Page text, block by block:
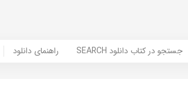
راهنمای دانلود SEARCH جستجو در کتاب دانلود